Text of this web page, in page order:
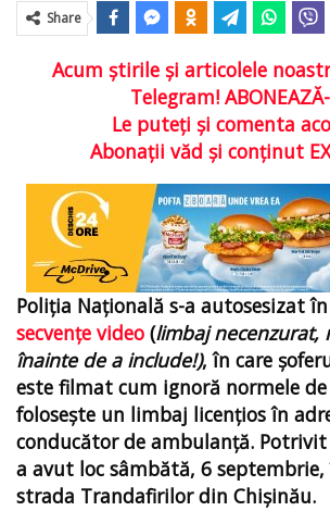
Share
Acum ştirile şi articolele
Telegram!
Le puteţi şi comenta
Abonaţii văd şi conţinut
Poliția Națională s-a autosesizat
secvențe video (limbaj necenzurat,
înainte de a include!), în care
este filmat cum ignoră normele
folosește un limbaj licențios în
conducător de ambulanță.
a avut loc sâmbătă, 6
strada Trandafirilor din Chișinău.